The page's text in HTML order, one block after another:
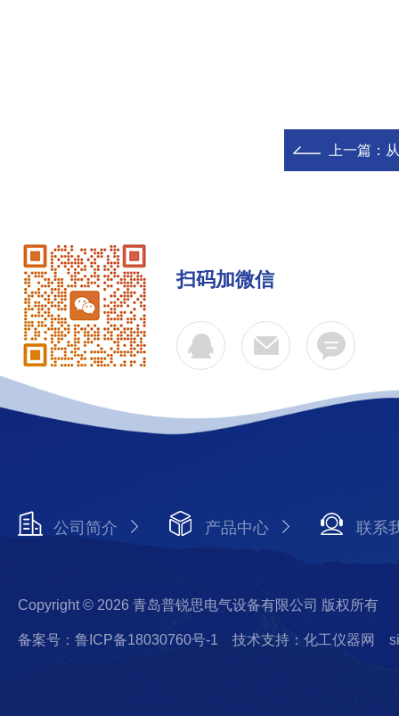
上一篇：
扫码加微信
公司简介 产品中心 联系
Copyright © 2026 青岛普锐思电气设备有限公司 版权所有
备案号：鲁ICP备18030760号-1 技术支持：化工仪器网